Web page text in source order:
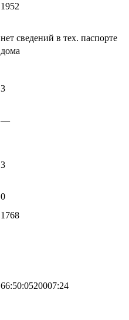
1952
нет сведений в тех. паспорте
дома
3
—
3
0
1768
66:50:0520007:24